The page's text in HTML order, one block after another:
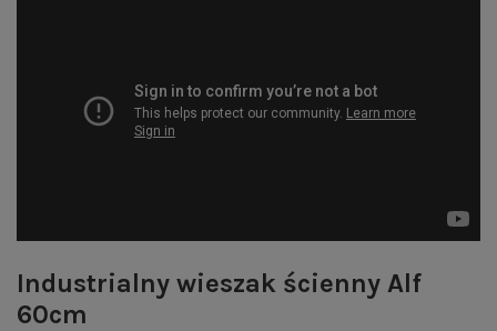
Industrialny wieszak ścienny Alf
60cm